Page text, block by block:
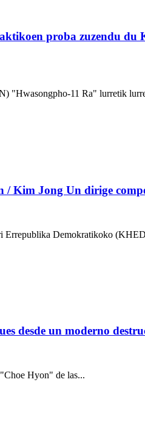
proba zuzendu
11 Ra" lurretik
Kim Jong Un dirige
Demokratikoko
desde un moderno
Hyon" de las...